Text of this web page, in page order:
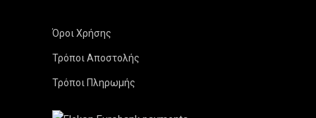
Όροι Χρήσης
Τρόποι Αποστολής
Τρόποι Πληρωμής